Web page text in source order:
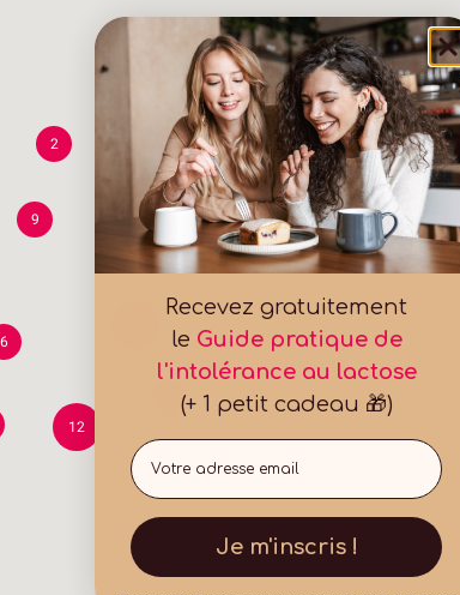
9
12
6
13
2
Recevez gratuitement
le Guide pratique de
l'intolérance au lactose
(+ 1 petit cadeau 🎁)
Email
Je m'inscris !